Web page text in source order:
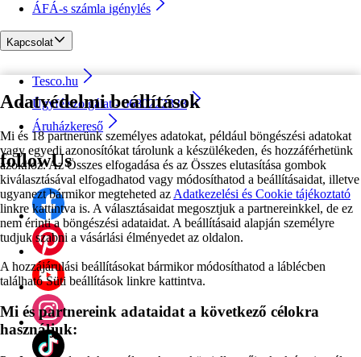
Adatvédelmi beállítások
Mi és 18 partnerünk személyes adatokat, például böngészési adatokat
vagy egyedi azonosítókat tárolunk a készülékeden, és hozzáférhetünk
azokhoz. Az Összes elfogadása és az Összes elutasítása gombok
kiválasztásával elfogadhatod vagy módosíthatod a beállításaidat, illetve
ugyanezt bármikor megteheted az Adatkezelési és Cookie tájékoztató
linkre kattintva is. A választásaidat megosztjuk a partnereinkkel, de ez
nem érinti a böngészési adataidat. A beállításaid alapján személyre
tudjuk szabni a vásárlási élményedet az oldalon.
A hozzájárulási beállításokat bármikor módosíthatod a láblécben
található Süti beállítások linkre kattintva.
Mi és partnereink adataidat a következő célokra
használjuk:
ÁFÁ-s számla igénylés
Kapcsolat
Tesco.hu
Ügyfélszolgálat - 0680222333
Áruházkereső
followUs